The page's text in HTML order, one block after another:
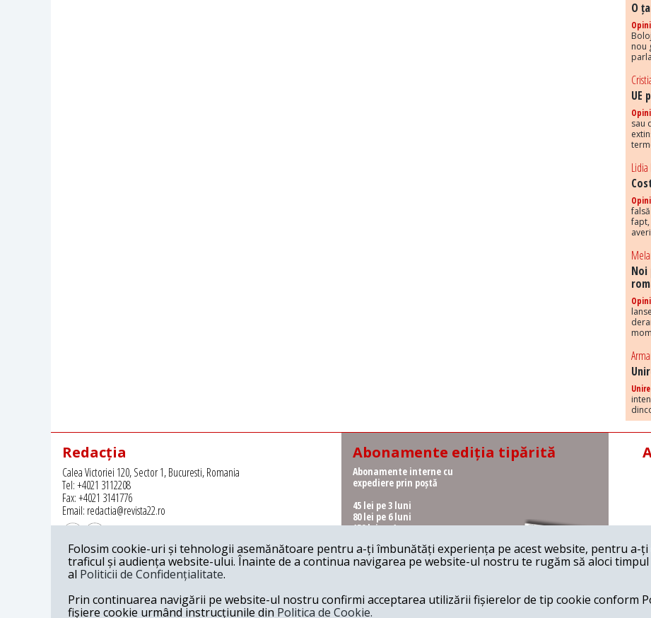
O
nou
UE
sau
Lidia
Noi
Redacția
Calea Victoriei 120, Sector 1, Bucuresti, Romania
Tel: +4021 3112208
Fax: +4021 3141776
Email: redactia@revista22.ro
Revista 22 este editata de
Abonamente ediția tipărită
Abonamente interne cu
expediere prin poștă
45 lei pe 3 luni
80 lei pe 6 luni
150 lei pe 1 an
Abonamente interne cu
ridicare de la redacție
62 lei pe 6 luni
115 lei pe 1 an
Folosim cookie-uri și tehnologii asemănătoare pentru a-ți îmbunătăți experiența pe acest website, pentru
traficul și audiența website-ului. Înainte de a continua navigarea pe website-ul nostru te rugăm să aloci
al Politicii de Confidențialitate.
Prin continuarea navigării pe website-ul nostru confirmi acceptarea utilizării fișierelor de tip cookie conform
fișiere cookie urmând instrucțiunile din Politica de Cookie.